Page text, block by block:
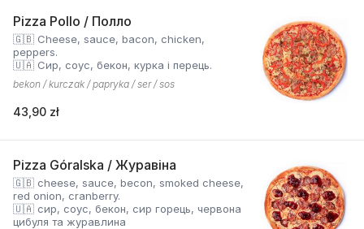
Pizza Pollo / Полло
🇬🇧 Cheese, sauce, bacon, chicken,
peppers.
🇺🇦 Сир, соус, бекон, курка і перець.
bekon / kurczak / papryka / ser / sos
43,90 zł
Pizza Góralska / Журавіна
🇬🇧 cheese, sauce, becon, smoked cheese,
red onion, cranberry.
🇺🇦 сир, соус, бекон, сир горець, червона
цибуля та журавлина